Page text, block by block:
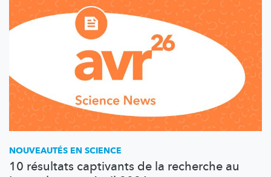
NOUVEAUTÉS EN SCIENCE
10 résultats captivants de la recherche au